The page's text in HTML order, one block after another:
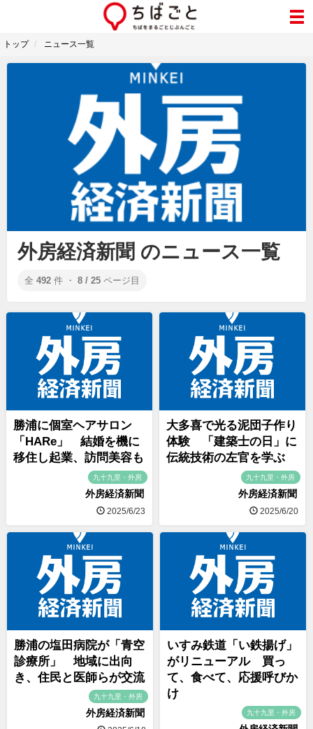
トップ ニュース一覧
外房経済新聞 のニュース一覧
全 492 件 ・ 8 / 25 ページ目
勝浦に個室ヘアサロン
「HARe」 結婚を機に
移住し起業、訪問美容も
九十九里・外房
外房経済新聞
2025/6/23
大多喜で光る泥団子作り
体験 「建築士の日」に
伝統技術の左官を学ぶ
九十九里・外房
外房経済新聞
2025/6/20
勝浦の塩田病院が「青空
診療所」 地域に出向
き、住民と医師らが交流
九十九里・外房
外房経済新聞
いすみ鉄道「い鉄揚げ」
がリニューアル 買っ
て、食べて、応援呼びか
け
九十九里・外房